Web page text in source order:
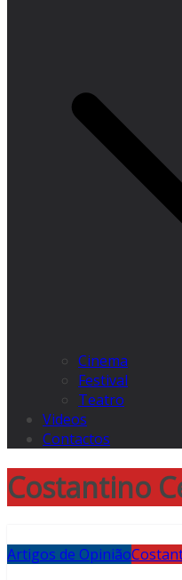
Cinema
Festival
Teatro
Videos
Contactos
Costantino
Artigos de Opinião